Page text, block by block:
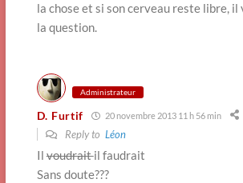
la chose et si son cerveau reste libre,
la question.
Administrateur
D. Furtif 20 novembre 2013 11 h 56 min
Reply to Léon
Ilvoudraitil faudrait
Sans doute???